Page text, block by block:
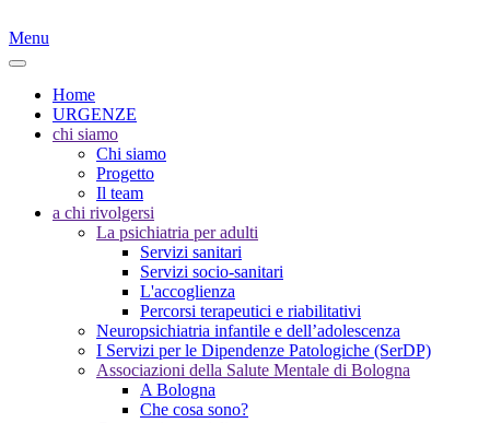
Menu
Home
URGENZE
chi siamo
Chi siamo
Progetto
Il team
a chi rivolgersi
La psichiatria per adulti
Servizi sanitari
Servizi socio-sanitari
L'accoglienza
Percorsi terapeutici e riabilitativi
Neuropsichiatria infantile e dell’adolescenza
I Servizi per le Dipendenze Patologiche (SerDP)
Associazioni della Salute Mentale di Bologna
A Bologna
Che cosa sono?